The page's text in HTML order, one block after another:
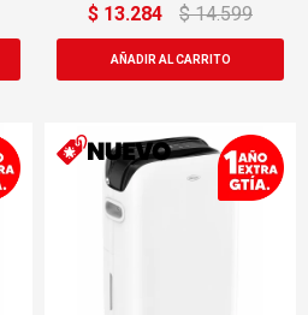
$ 13.284 $ 14.599